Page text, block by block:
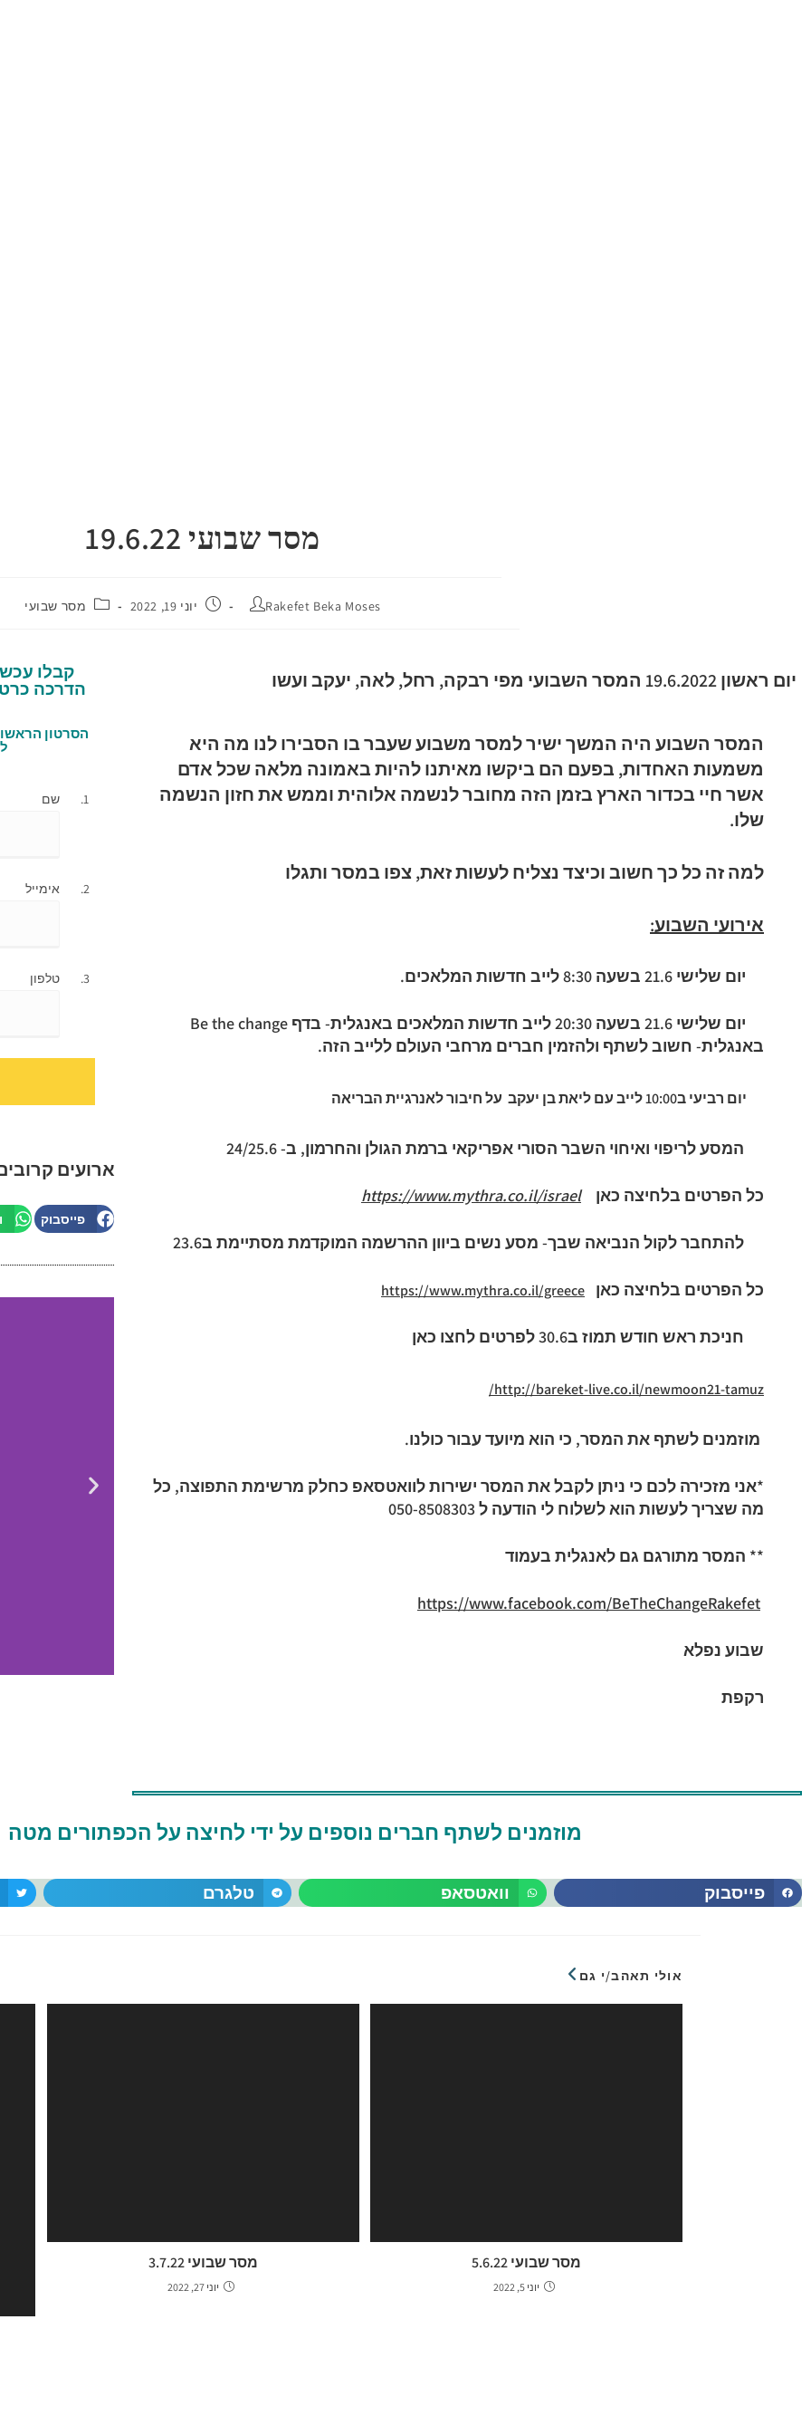
מסר שבועי 19.6.22
Rakefet Beka Moses יוני 19, 2022 מסר שבועי
יום ראשון 19.6.2022 המסר השבועי מפי רבקה, רחל, לאה, יעקב ועשו
המסר השבוע היה המשך ישיר למסר משבוע שעבר בו הסבירו לנו מה היא
משמעות האחדות, בפעם הם ביקשו מאיתנו להיות באמונה מלאה שכל אדם
אשר חיי בכדור הארץ בזמן הזה מחובר לנשמה אלוהית וממש את חזון הנשמה
שלו.
למה זה כל כך חשוב וכיצד נצליח לעשות זאת, צפו במסר ותגלו
אירועי השבוע:
יום שלישי 21.6 בשעה 8:30 לייב חדשות המלאכים.
יום שלישי 21.6 בשעה 20:30 לייב חדשות המלאכים באנגלית- בדף Be the change
באנגלית- חשוב לשתף ולהזמין חברים מרחבי העולם ללייב הזה.
יום רביעי ב10:00 לייב עם ליאת בן יעקב על חיבור לאנרגיית הבריאה
המסע לריפוי ואיחוי השבר הסורי אפריקאי ברמת הגולן והחרמון, ב- 24/25.6
כל הפרטים בלחיצה כאןhttps://www.mythra.co.il/israel
להתחבר לקול הנביאה שבך- מסע נשים ביוון ההרשמה המוקדמת מסתיימת ב23.6
כל הפרטים בלחיצה כאן https://www.mythra.co.il/greece
חניכת ראש חודש תמוז ב30.6 לפרטים לחצו כאן
http://bareket-live.co.il/newmoon21-tamuz/
מוזמנים לשתף את המסר, כי הוא מיועד עבור כולנו.
*אני מזכירה לכם כי ניתן לקבל את המסר ישירות לוואטסאפ כחלק מרשימת התפוצה, כל
מה שצריך לעשות הוא לשלוח לי הודעה ל 050-8508303
** המסר מתורגם גם לאנגלית בעמוד
https://www.facebook.com/BeTheChangeRakefet
שבוע נפלא
רקפת
קבלו
הדרכה
הסרטון
שם
אימייל
טלפון
ארועים
פייסבוק
מוזמנים לשתף חברים נוספים על ידי לחיצה על הכפתורים מטה
פייסבוק וואטסאפ טלגרם
אולי תאהב/י גם
מסר שבועי 3.7.22
יוני 27, 2022
מסר שבועי 5.6.22
יוני 5, 2022